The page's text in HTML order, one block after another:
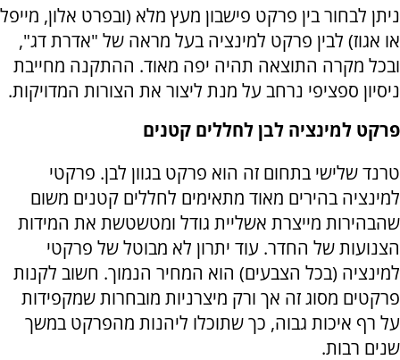
ניתן לבחור בין פרקט פישבון מעץ מלא (ובפרט אלון, מייפל
או אגוז) לבין פרקט למינציה בעל מראה של "אדרת דג",
ובכל מקרה התוצאה תהיה יפה מאוד. ההתקנה מחייבת
ניסיון ספציפי נרחב על מנת ליצור את הצורות המדויקות.
פרקט למינציה לבן לחללים קטנים
טרנד שלישי בתחום זה הוא פרקט בגוון לבן. פרקטי
למינציה בהירים מאוד מתאימים לחללים קטנים משום
שהבהירות מייצרת אשליית גודל ומטשטשת את המידות
הצנועות של החדר. עוד יתרון לא מבוטל של פרקטי
למינציה (בכל הצבעים) הוא המחיר הנמוך. חשוב לקנות
פרקטים מסוג זה אך ורק מיצרניות מובחרות שמקפידות
על רף איכות גבוה, כך שתוכלו ליהנות מהפרקט במשך
שנים רבות.